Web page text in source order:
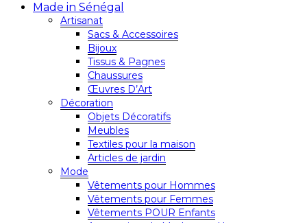
Made in Sénégal
Artisanat
Sacs & Accessoires
Bijoux
Tissus & Pagnes
Chaussures
Œuvres D’Art
Décoration
Objets Décoratifs
Meubles
Textiles pour la maison
Articles de jardin
Mode
Vêtements pour Hommes
Vêtements pour Femmes
Vêtements POUR Enfants